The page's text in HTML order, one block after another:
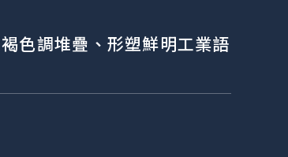
色調堆疊、形塑鮮明工業語